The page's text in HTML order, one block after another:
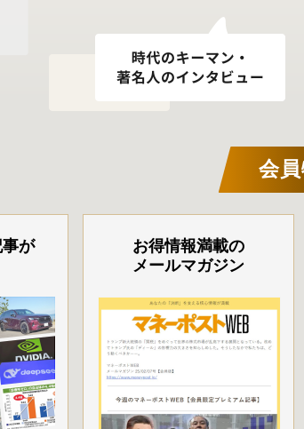
会
が
お得情報満載の
メールマガジン